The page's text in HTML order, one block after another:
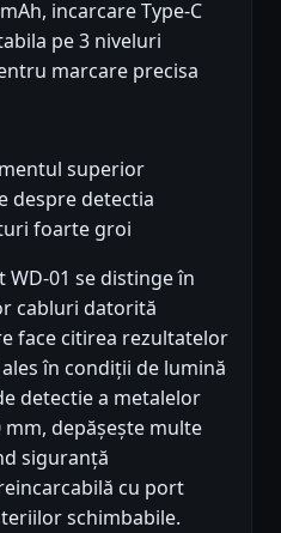
incarcare Type-C
pe 3 niveluri
marcare precisa
superior
despre detectia
foarte groi
WD-01 se distinge în
cabluri datorită
face citirea rezultatelor
în condiții de lumină
detectie a metalelor
mm, depășește multe
siguranță
cu port
schimbabile.